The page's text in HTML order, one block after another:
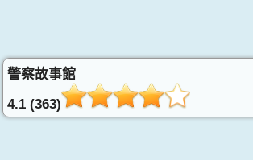
警察故事館
4.1 (363)